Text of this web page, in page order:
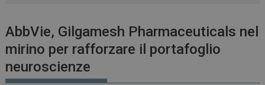
AbbVie, Gilgamesh Pharmaceuticals nel
mirino per rafforzare il portafoglio
neuroscienze